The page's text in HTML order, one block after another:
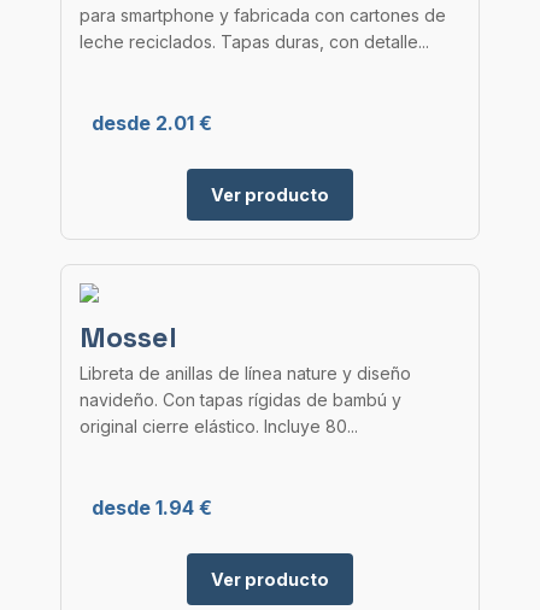
para smartphone y fabricada con cartones de
leche reciclados. Tapas duras, con detalle...
desde 2.01 €
Ver producto
Mossel
Libreta de anillas de línea nature y diseño
navideño. Con tapas rígidas de bambú y
original cierre elástico. Incluye 80...
desde 1.94 €
Ver producto